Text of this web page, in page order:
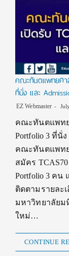
คณะทันตแพทยศา
ที่นั่ง และ
EZ Webmaster
คณะทันตแพทย
Portfolio 3 ที่นั่ง
คณะทันตแพท
สมัคร
Portfolio 3 คน
ติดตามรายละ
มหาวิทยาลัยม
ใหม่…
CONTINUE